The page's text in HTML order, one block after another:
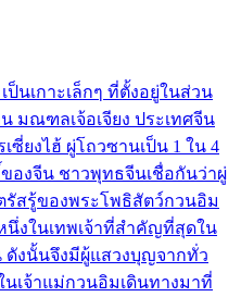
ป็นเกาะเล็กๆ ที่ตั้งอยู่ในส่วน
มณฑลเจ้อเจียง ประเทศจีน
ซี่ยงไฮ้ ผู่โถวซานเป็น 1 ใน 4
องจีน ชาวพุทธจีนเชื่อกันว่าผู่
สรู้ของพระโพธิสัตว์กวนอิม
นึ่งในเทพเจ้าที่สำคัญที่สุดใน
งนั้นจึงมีผู้แสวงบุญจากทั่ว
เจ้าแม่กวนอิมเดินทางมาที่